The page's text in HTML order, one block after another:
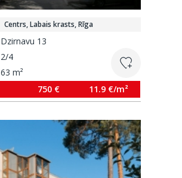
Centrs, Labais krasts, Rīga
Dzirnavu 13
2/4
63 m²
750 €
11.9 €/m²